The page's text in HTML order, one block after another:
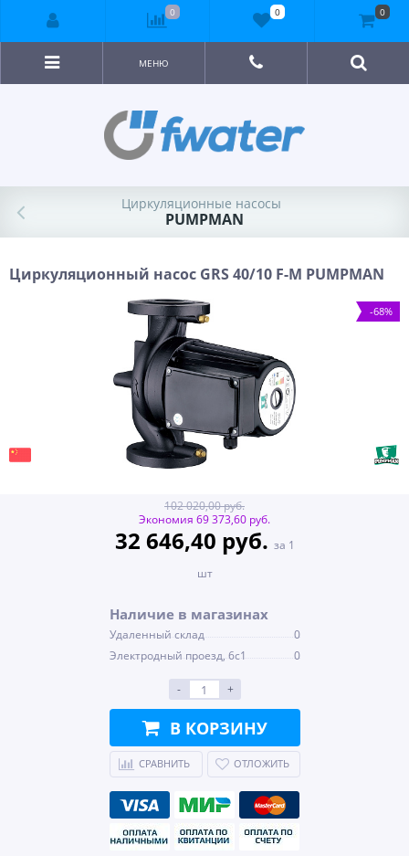
МЕНЮ
Циркуляционные насосы
PUMPMAN
Циркуляционный насос GRS 40/10 F-M PUMPMAN
-68%
102 020,00 руб.
Экономия 69 373,60 руб.
32 646,40 руб. за 1
шт
Наличие в магазинах
Удаленный склад
0
Электродный проезд, 6с1
0
- +
В КОРЗИНУ
СРАВНИТЬ ОТЛОЖИТЬ
0 0 0